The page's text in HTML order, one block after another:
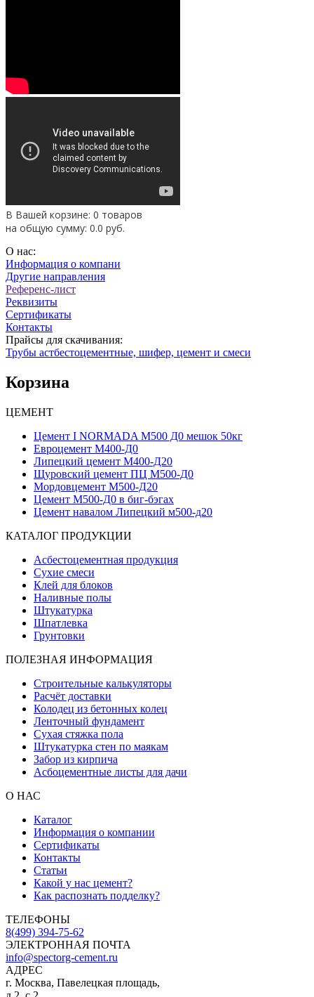
В Вашей корзине: 0 товаров
на общую сумму: 0.0 руб.
О нас:
Информация о компани
Другие направления
Референс-лист
Реквизиты
Сертификаты
Контакты
Прайсы для скачивания:
Трубы астбестоцементные, шифер, цемент и смеси
Корзина
ЦЕМЕНТ
Цемент I NORMADA М500 Д0 мешок 50кг
Евроцемент М400-Д0
Липецкий цемент М400-Д20
Щуровский цемент ПЦ М500-Д0
Мордовцемент М500-Д20
Цемент М500-Д0 в биг-бэгах
Цемент навалом Липецкий м500-д20
КАТАЛОГ ПРОДУКЦИИ
Асбестоцементная продукция
Сухие смеси
Клей для блоков
Наливные полы
Штукатурка
Шпатлевка
Грунтовки
ПОЛЕЗНАЯ ИНФОРМАЦИЯ
Строительные калькуляторы
Расчёт доставки
Колодец из бетонных колец
Ленточный фундамент
Сухая стяжка пола
Штукатурка стен по маякам
Забор из кирпича
Асбоцементные листы для дачи
О НАС
Каталог
Информация о компании
Сертификаты
Контакты
Статьи
Какой у нас цемент?
Как распознать подделку?
ТЕЛЕФОНЫ
8(499) 394-75-62
ЭЛЕКТРОННАЯ ПОЧТА
info@spectorg-cement.ru
АДРЕС
г. Москва, Павелецкая площадь,